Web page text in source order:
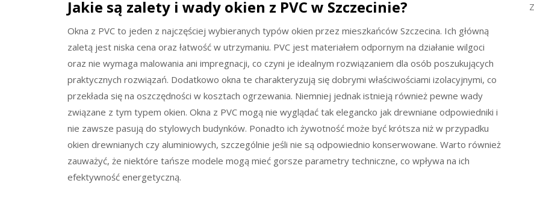
Jakie są zalety i wady okien z PVC w Szczecinie?
Okna z PVC to jeden z najczęściej wybieranych typów okien przez mieszkańców Szczecina. Ich główną
zaletą jest niska cena oraz łatwość w utrzymaniu. PVC jest materiałem odpornym na działanie wilgoci
oraz nie wymaga malowania ani impregnacji, co czyni je idealnym rozwiązaniem dla osób poszukujących
praktycznych rozwiązań. Dodatkowo okna te charakteryzują się dobrymi właściwościami izolacyjnymi, co
przekłada się na oszczędności w kosztach ogrzewania. Niemniej jednak istnieją również pewne wady
związane z tym typem okien. Okna z PVC mogą nie wyglądać tak elegancko jak drewniane odpowiedniki i
nie zawsze pasują do stylowych budynków. Ponadto ich żywotność może być krótsza niż w przypadku
okien drewnianych czy aluminiowych, szczególnie jeśli nie są odpowiednio konserwowane. Warto również
zauważyć, że niektóre tańsze modele mogą mieć gorsze parametry techniczne, co wpływa na ich
efektywność energetyczną.